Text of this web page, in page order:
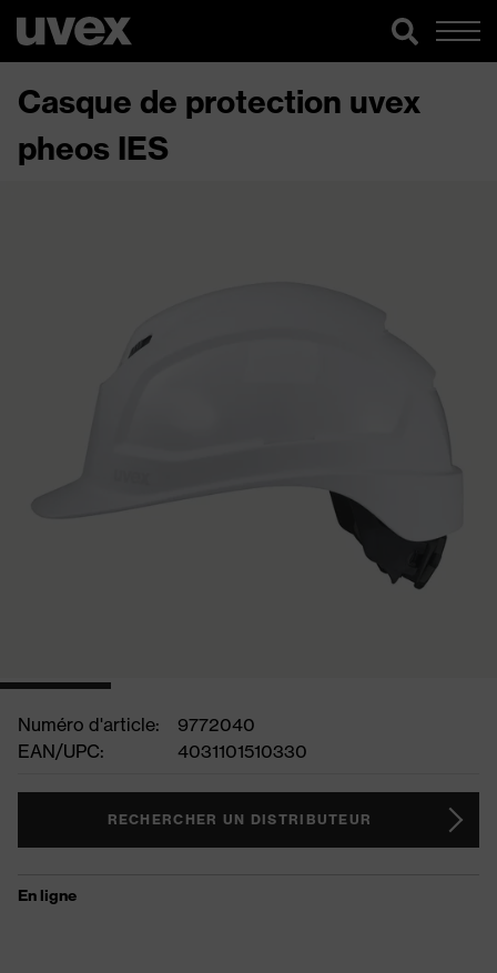
Casque de protection uvex
pheos IES
Numéro d'article:
9772040
EAN/UPC:
4031101510330
RECHERCHER UN DISTRIBUTEUR